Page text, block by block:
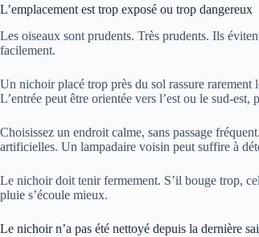
L’emplacement est trop exposé ou trop dangereux
Les oiseaux sont prudents. Très prudents. Ils
facilement.
Un nichoir placé trop près du sol rassure
L’entrée peut être orientée vers l’est ou le sud-
Choisissez un endroit calme, sans passage
artificielles. Un lampadaire voisin peut suffire à
Le nichoir doit tenir fermement. S’il bouge trop,
pluie s’écoule mieux.
Le nichoir n’a pas été nettoyé depuis la dernière